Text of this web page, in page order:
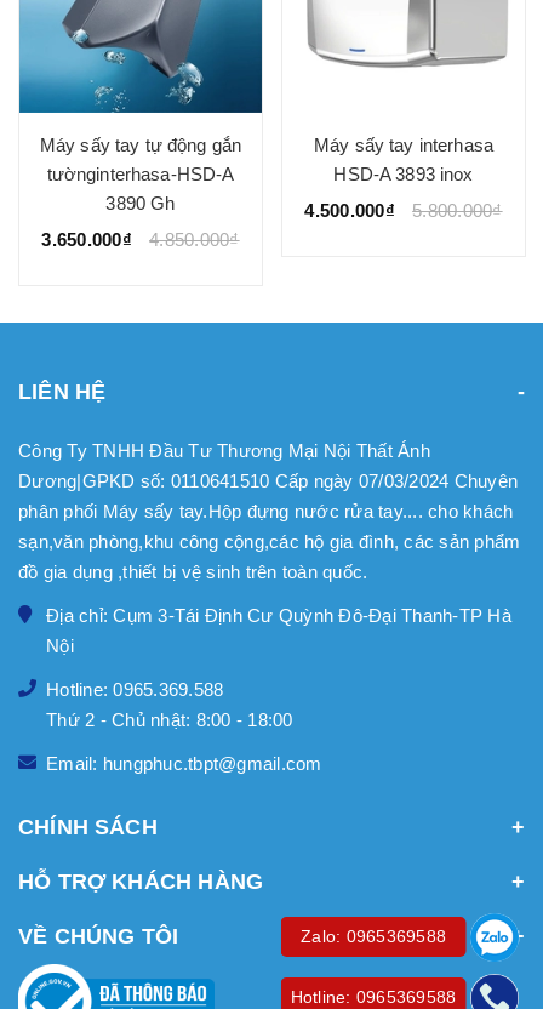
Máy sấy tay tự động gắn
tườnginterhasa-HSD-A
3890 Gh
3.650.000₫
4.850.000₫
Máy sấy tay interhasa
HSD-A 3893 inox
4.500.000₫
5.800.000₫
LIÊN HỆ
Công Ty TNHH Đầu Tư Thương Mại Nội Thất Ánh
Dương|GPKD số: 0110641510 Cấp ngày 07/03/2024 Chuyên
phân phối Máy sấy tay.Hộp đựng nước rửa tay.... cho khách
sạn,văn phòng,khu công cộng,các hộ gia đình, các sản phẩm
đồ gia dụng ,thiết bị vệ sinh trên toàn quốc.
Địa chỉ: Cụm 3-Tái Định Cư Quỳnh Đô-Đại Thanh-TP Hà
Nội
Hotline: 0965.369.588
Thứ 2 - Chủ nhật: 8:00 - 18:00
Email: hungphuc.tbpt@gmail.com
CHÍNH SÁCH
HỖ TRỢ KHÁCH HÀNG
VỀ CHÚNG TÔI Zalo: 0965369588
Hotline: 0965369588